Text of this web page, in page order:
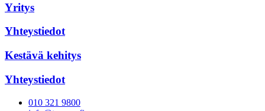
Yritys
Yhteystiedot
Kestävä kehitys
Yhteystiedot
010 321 9800